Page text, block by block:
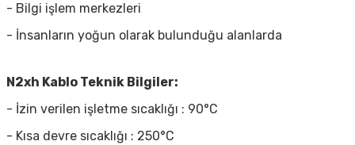
- Bilgi işlem merkezleri
- İnsanların yoğun olarak bulunduğu alanlarda
N2xh Kablo Teknik Bilgiler:
- İzin verilen işletme sıcaklığı : 90°C
- Kısa devre sıcaklığı : 250°C